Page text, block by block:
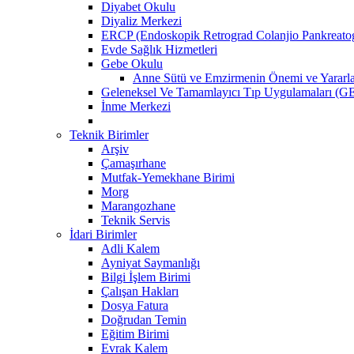
Diyabet Okulu
Diyaliz Merkezi
ERCP (Endoskopik Retrograd Colanjio
Evde Sağlık Hizmetleri
Gebe Okulu
Anne Sütü ve Emzirmenin Önemi ve
Geleneksel Ve Tamamlayıcı Tıp Uygulamaları
İnme Merkezi
Teknik Birimler
Arşiv
Çamaşırhane
Mutfak-Yemekhane Birimi
Morg
Marangozhane
Teknik Servis
İdari Birimler
Adli Kalem
Ayniyat Saymanlığı
Bilgi İşlem Birimi
Çalışan Hakları
Dosya Fatura
Doğrudan Temin
Eğitim Birimi
Evrak Kalem